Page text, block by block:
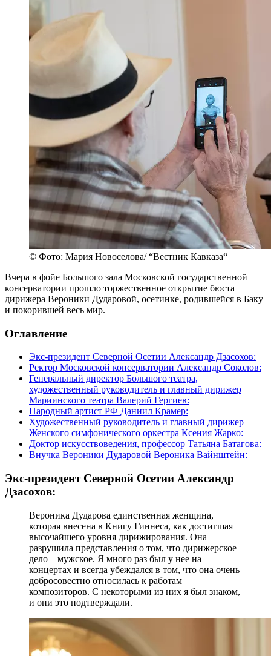
© Фото: Мария Новоселова/ “Вестник Кавказа“
Вчера в фойе Большого зала Московской государственной
консерватории прошло торжественное открытие бюста
дирижера Вероники Дударовой, осетинке, родившейся в Баку
и покорившей весь мир.
Оглавление
Экс-президент Северной Осетии Александр Дзасохов:
Ректор Московской консерватории Александр Соколов:
Генеральный директор Большого театра,
художественный руководитель и главный дирижер
Мариинского театра Валерий Гергиев:
Народный артист РФ Даниил Крамер:
Художественный руководитель и главный дирижер
Женского симфонического оркестра Ксения Жарко:
Доктор искусствоведения, профессор Татьяна Батагова:
Внучка Вероники Дударовой Вероника Вайнштейн:
Экс-президент Северной Осетии Александр
Дзасохов:
Вероника Дударова единственная женщина,
которая внесена в Книгу Гиннеса, как достигшая
высочайшего уровня дирижирования. Она
разрушила представления о том, что дирижерское
дело – мужское. Я много раз был у нее на
концертах и всегда убеждался в том, что она очень
добросовестно относилась к работам
композиторов. С некоторыми из них я был знаком,
и они это подтверждали.